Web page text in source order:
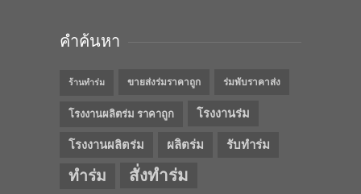
คำค้นหา
ร้านทำร่ม ขายส่งร่มราคาถูก ร่มพับราคาส่ง
โรงงานผลิตร่ม ราคาถูก โรงงานร่ม
โรงงานผลิตร่ม ผลิตร่ม รับทำร่ม
ทำร่ม สั่งทำร่ม